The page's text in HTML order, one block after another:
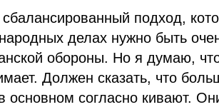
подход,
делах нужно быть
обороны. Но я думаю,
Должен сказать, что
основном согласно кивают.